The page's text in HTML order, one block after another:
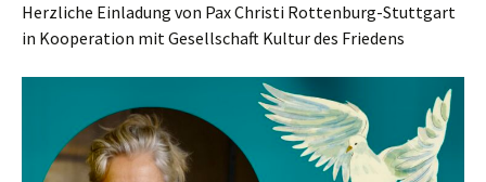
Herzliche Einladung von Pax Christi Rottenburg-Stuttgart
in Kooperation mit Gesellschaft Kultur des Friedens